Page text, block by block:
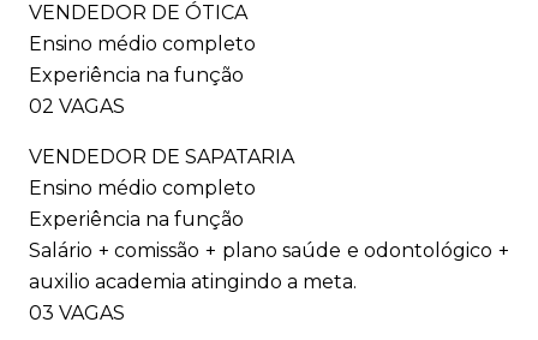
VENDEDOR DE ÓTICA
Ensino médio completo
Experiência na função
02 VAGAS
VENDEDOR DE SAPATARIA
Ensino médio completo
Experiência na função
Salário + comissão + plano saúde e odontológico +
auxilio academia atingindo a meta.
03 VAGAS